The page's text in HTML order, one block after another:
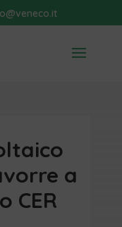
a
CER